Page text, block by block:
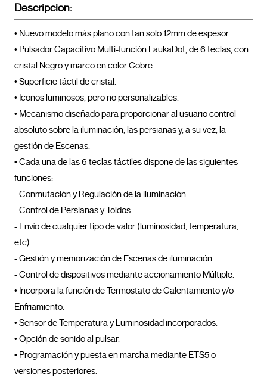
Descripción:
• Nuevo modelo más plano con tan solo 12mm de espesor.
• Pulsador Capacitivo Multi-función LaükaDot, de 6 teclas, con
cristal Negro y marco en color Cobre.
• Superficie táctil de cristal.
• Iconos luminosos, pero no personalizables.
• Mecanismo diseñado para proporcionar al usuario control
absoluto sobre la iluminación, las persianas y, a su vez, la
gestión de Escenas.
• Cada una de las 6 teclas táctiles dispone de las siguientes
funciones:
- Conmutación y Regulación de la iluminación.
- Control de Persianas y Toldos.
- Envío de cualquier tipo de valor (luminosidad, temperatura,
etc).
- Gestión y memorización de Escenas de iluminación.
- Control de dispositivos mediante accionamiento Múltiple.
• Incorpora la función de Termostato de Calentamiento y/o
Enfriamiento.
• Sensor de Temperatura y Luminosidad incorporados.
• Opción de sonido al pulsar.
• Programación y puesta en marcha mediante ETS5 o